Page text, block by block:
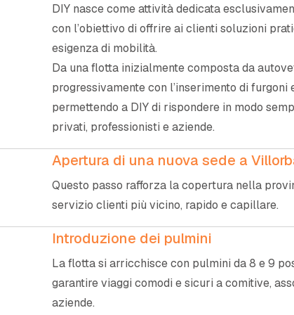
DIY nasce come attività dedicata
con l’obiettivo di offrire ai clienti soluzioni
esigenza di mobilità.
Da una flotta inizialmente composta da
progressivamente con l’inserimento di
permettendo a DIY di rispondere in modo
privati, professionisti e aziende.
Apertura di una nuova sede a
Questo passo rafforza la copertura nella
servizio clienti più vicino, rapido e capillare.
Introduzione dei pulmini
La flotta si arricchisce con pulmini da 8 e 9
garantire viaggi comodi e sicuri a comitive,
aziende.